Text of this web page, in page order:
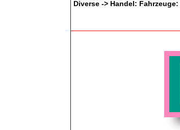
Diverse -> Handel: